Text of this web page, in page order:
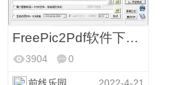
FreePic2Pdf软件下载 多图片一键生成PDF格式
3904 0